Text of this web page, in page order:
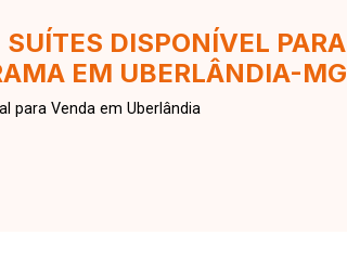
DISPONÍVEL PARA
EM UBERLÂNDIA-MG
para Venda em Uberlândia